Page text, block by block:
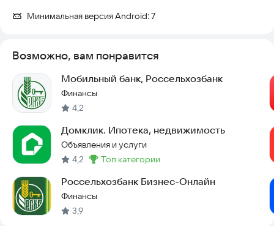
Минимальная версия Android:7
Возможно, вам понравится
Мобильный банк, Россельхозбанк
Финансы
4,2
Домклик. Ипотека, недвижимость
Объявления и услуги
4,2
Метка:
топ категории
Россельхозбанк Бизнес-Онлайн
Финансы
3,9